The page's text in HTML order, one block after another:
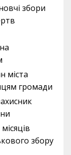
збори
міста
громади
збору